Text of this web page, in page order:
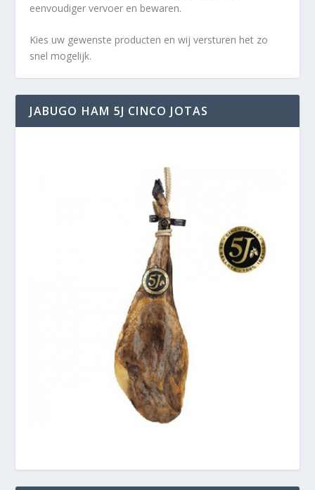
eenvoudiger vervoer en bewaren.
Kies uw gewenste producten en wij versturen het zo
snel mogelijk.
JABUGO HAM 5J CINCO JOTAS